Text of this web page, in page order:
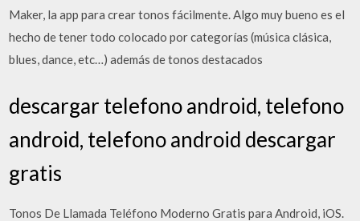
Maker, la app para crear tonos fácilmente. Algo muy bueno es el
hecho de tener todo colocado por categorías (música clásica,
blues, dance, etc…) además de tonos destacados
descargar telefono android, telefono
android, telefono android descargar
gratis
Tonos De Llamada Teléfono Moderno Gratis para Android, iOS.